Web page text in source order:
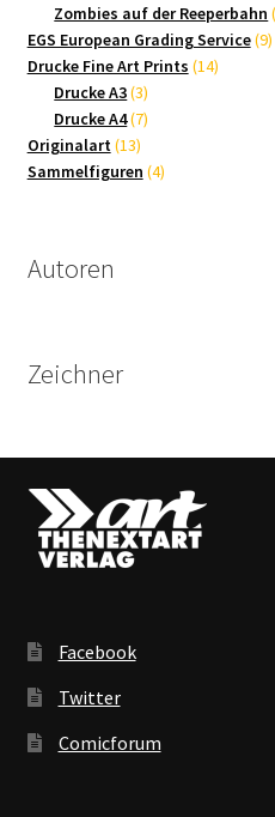
Produkte
Zombies auf der Reeperbahn
EGS European Grading Service 99
Drucke Fine Art Prints 1414
Drucke A3 33
Produkte
Drucke A4 77
Originalart 1313
Produkte
Sammelfiguren 44
Autoren
Zeichner
Facebook
Twitter
Comicforum